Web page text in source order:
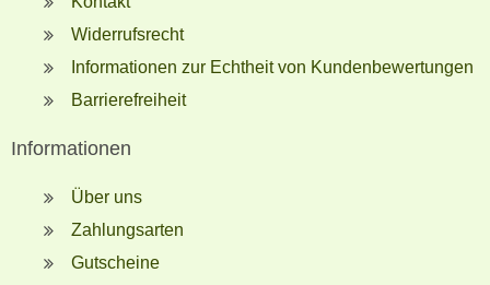
Widerrufsrecht
Informationen zur Echtheit von Kundenbewertungen
Barrierefreiheit
Informationen
Über uns
Zahlungsarten
Gutscheine